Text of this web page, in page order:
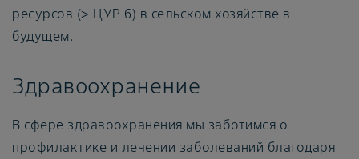
ресурсов (> ЦУР 6) в сельском хозяйстве в
будущем.
Здравоохранение
В сфере здравоохранения мы заботимся о
профилактике и лечении заболеваний благодаря